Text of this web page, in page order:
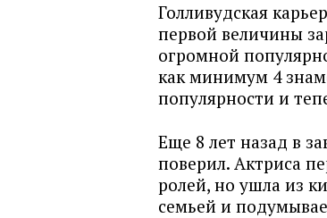
Голливудская
первой величины
огромной
как минимум 4
популярности и
Еще 8 лет назад в
поверил. Актриса
ролей, но ушла из
семьей и